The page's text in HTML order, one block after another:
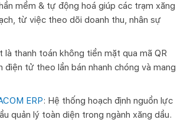
mềm & tự động hoá giúp các trạm xăng
từ việc theo dõi doanh thu, nhân sự
là thanh toán không tiền mặt qua mã QR
tử theo lần bán nhanh chóng và mang
ERP: Hệ thống hoạch định nguồn lực
quản lý toàn diện trong ngành xăng dầu.